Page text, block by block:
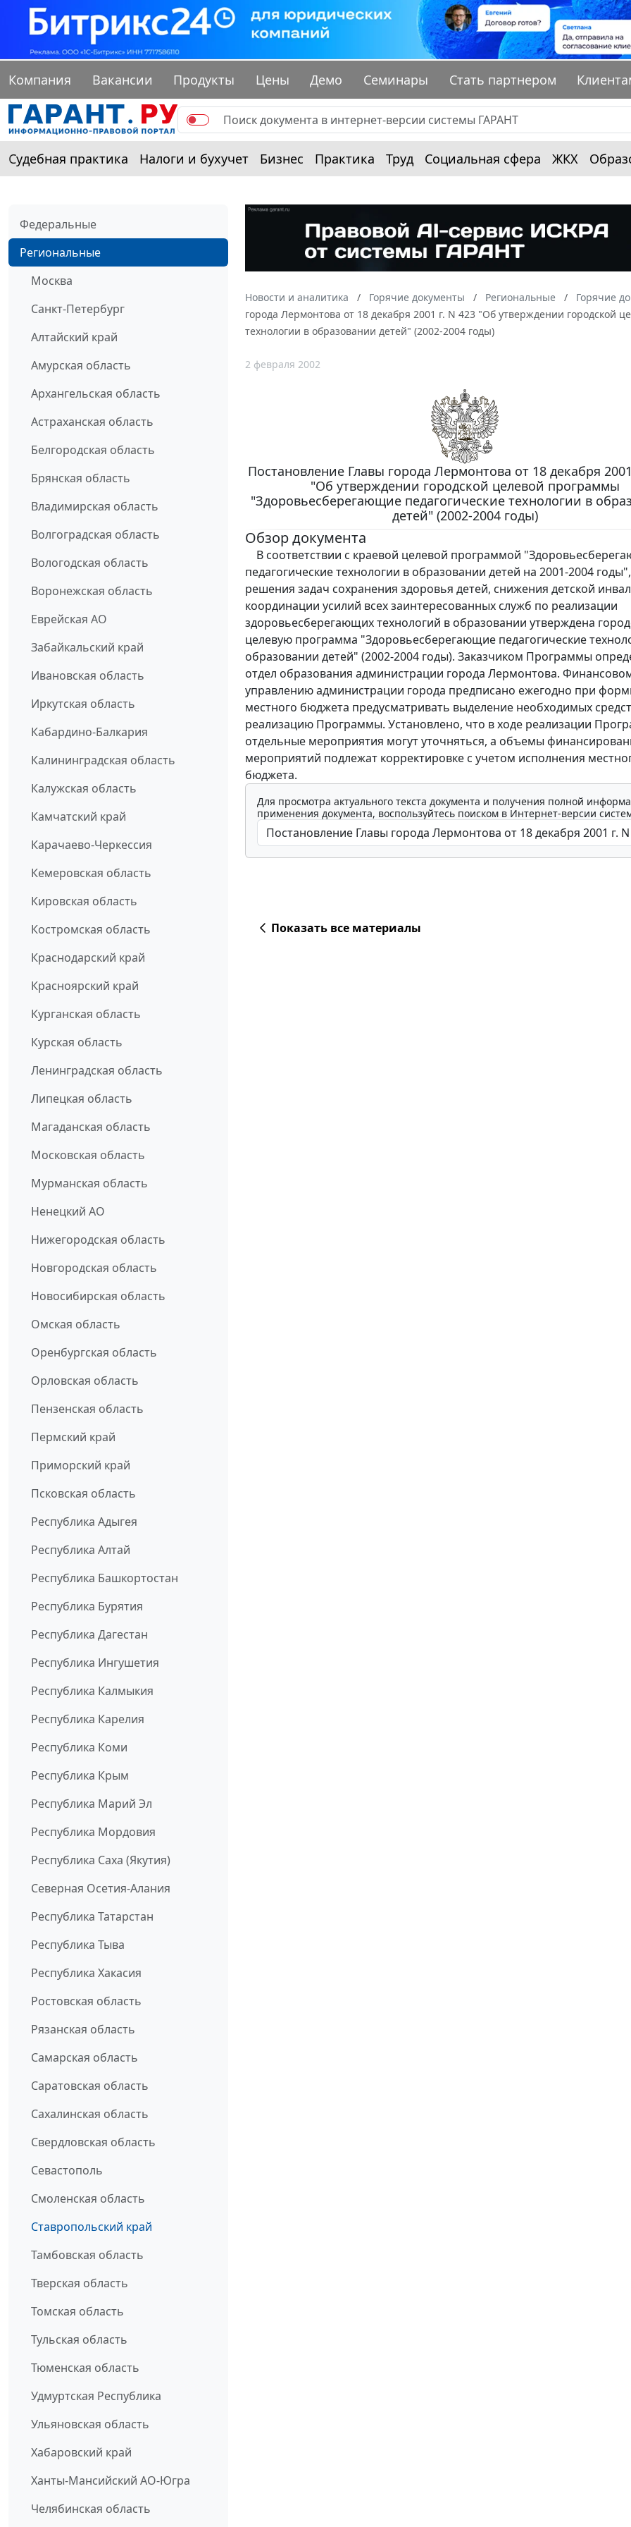
Компания Вакансии Продукты Цены Демо Семинары Стать партнером
Судебная практика Налоги и бухучет Бизнес Практика Труд Социальная сфера ЖКХ
Федеральные
Региональные
Москва
Санкт-Петербург
Алтайский край
Амурская область
Архангельская область
Астраханская область
Белгородская область
Брянская область
Владимирская область
Волгоградская область
Вологодская область
Воронежская область
Еврейская АО
Забайкальский край
Ивановская область
Иркутская область
Кабардино-Балкария
Калининградская область
Калужская область
Камчатский край
Карачаево-Черкессия
Кемеровская область
Кировская область
Костромская область
Краснодарский край
Красноярский край
Курганская область
Курская область
Ленинградская область
Липецкая область
Магаданская область
Московская область
Мурманская область
Ненецкий АО
Нижегородская область
Новгородская область
Новосибирская область
Омская область
Оренбургская область
Орловская область
Пензенская область
Пермский край
Приморский край
Псковская область
Республика Адыгея
Республика Алтай
Республика Башкортостан
Республика Бурятия
Республика Дагестан
Республика Ингушетия
Республика Калмыкия
Республика Карелия
Республика Коми
Республика Крым
Республика Марий Эл
Республика Мордовия
Республика Саха (Якутия)
Северная Осетия-Алания
Республика Татарстан
Республика Тыва
Республика Хакасия
Ростовская область
Рязанская область
Самарская область
Саратовская область
Сахалинская область
Свердловская область
Севастополь
Смоленская область
Ставропольский край
Тамбовская область
Тверская область
Томская область
Тульская область
Тюменская область
Удмуртская Республика
Ульяновская область
Хабаровский край
Ханты-Мансийский АО-Югра
Челябинская область
Новости и аналитика Горячие документы Региональные Горячие
города Лермонтова от 18 декабря 2001 г. N 423 "Об утверждении городской
технологии в образовании детей" (2002-2004 годы)
2 февраля 2002
Постановление Главы города Лермонтова от 18 декабря
"Об утверждении городской целевой программы
"Здоровьесберегающие педагогические технологии в
детей" (2002-2004 годы)
Обзор документа
В соответствии с краевой целевой программой
педагогические технологии в образовании детей на 2001-2004
решения задач сохранения здоровья детей, снижения детской
координации усилий всех заинтересованных служб по реализации
здоровьесберегающих технологий в образовании утверждена
целевую программа "Здоровьесберегающие педагогические
образовании детей" (2002-2004 годы). Заказчиком Программы
отдел образования администрации города Лермонтова.
управлению администрации города предписано ежегодно при
местного бюджета предусматривать выделение необходимых
реализацию Программы. Установлено, что в ходе реализации
отдельные мероприятия могут уточняться, а объемы
мероприятий подлежат корректировке с учетом исполнения
бюджета.
Для просмотра актуального текста документа и получения полной
применения документа, воспользуйтесь поиском в Интернет-версии
Показать все материалы